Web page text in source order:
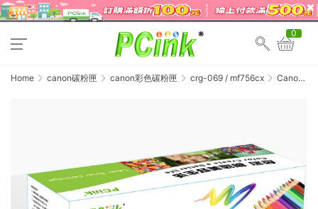
0
Home canon碳粉匣 canon彩色碳粉匣 crg-069 / mf756cx
Canon